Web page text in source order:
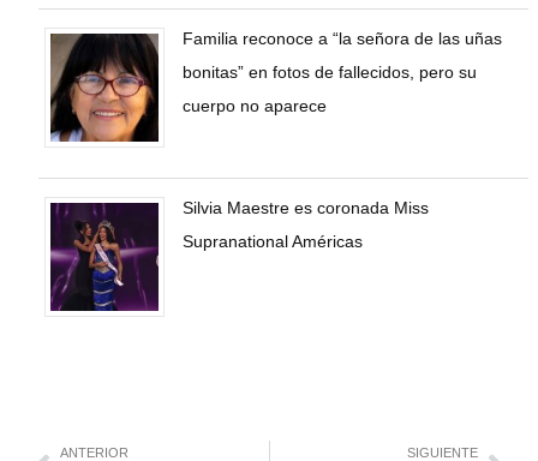
Familia reconoce a “la señora de las uñas
bonitas” en fotos de fallecidos, pero su
cuerpo no aparece
Silvia Maestre es coronada Miss
Supranational Américas
ANTERIOR SIGUIENTE